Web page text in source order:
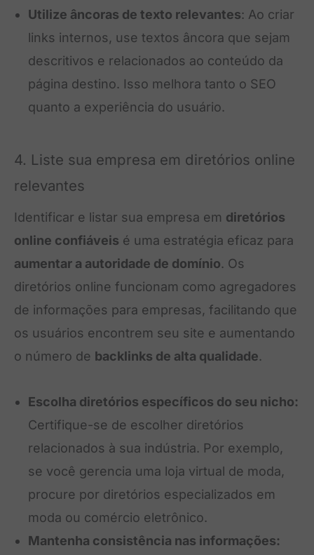
Utilize âncoras de texto relevantes: Ao criar
links internos, use textos âncora que sejam
descritivos e relacionados ao conteúdo da
página destino. Isso melhora tanto o SEO
quanto a experiência do usuário.
4. Liste sua empresa em diretórios online
relevantes
Identificar e listar sua empresa em diretórios
online confiáveis é uma estratégia eficaz para
aumentar a autoridade de domínio. Os
diretórios online funcionam como agregadores
de informações para empresas, facilitando que
os usuários encontrem seu site e aumentando
o número de backlinks de alta qualidade.
Escolha diretórios específicos do seu nicho:
Certifique-se de escolher diretórios
relacionados à sua indústria. Por exemplo,
se você gerencia uma loja virtual de moda,
procure por diretórios especializados em
moda ou comércio eletrônico.
Mantenha consistência nas informações: